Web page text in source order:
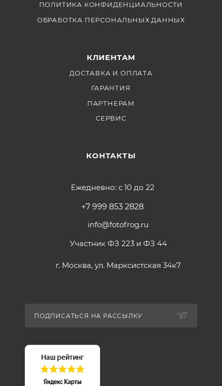
ПОЛИТИКА КОНФИДЕНЦИАЛЬНОСТИ
ОБРАБОТКА ПЕРСОНАЛЬНЫХ ДАННЫХ
КЛИЕНТАМ
ДОСТАВКА И ОПЛАТА
ГАРАНТИЯ
ПАРТНЕРАМ
СЕРВИС
КОНТАКТЫ
Ежедневно: с 10 до 22
+7 999 853 2828
info@fotofrog.ru
Участник ФЗ 223 и ФЗ 44
г. Москва, ул. Марксистская 34к7
ПОДПИСАТЬСЯ НА РАССЫЛКУ